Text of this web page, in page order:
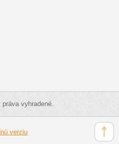
vyhradené.
verziu